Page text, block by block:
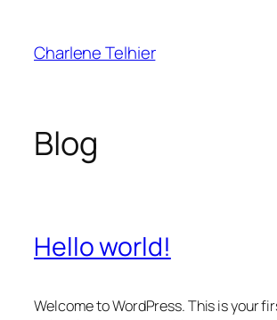
contenu
Charlene Telhier
Blog
Hello world!
Welcome to WordPress. This is your